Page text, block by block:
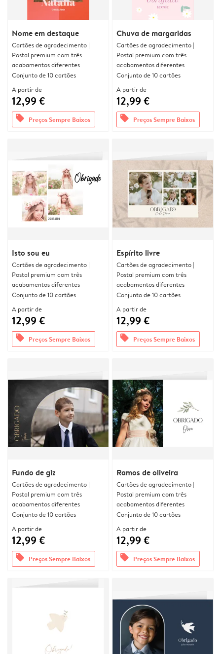
Nome em destaque
Cartões de agradecimento |
Postal premium com três
acabamentos diferentes
Conjunto de 10 cartões
A partir de
12,99 €
offers Preços Sempre Baixos
Chuva de margaridas
Cartões de agradecimento |
Postal premium com três
acabamentos diferentes
Conjunto de 10 cartões
A partir de
12,99 €
offers Preços Sempre Baixos
Isto sou eu
Cartões de agradecimento |
Postal premium com três
acabamentos diferentes
Conjunto de 10 cartões
A partir de
12,99 €
offers Preços Sempre Baixos
Espírito livre
Cartões de agradecimento |
Postal premium com três
acabamentos diferentes
Conjunto de 10 cartões
A partir de
12,99 €
offers Preços Sempre Baixos
Fundo de giz
Cartões de agradecimento |
Postal premium com três
acabamentos diferentes
Conjunto de 10 cartões
A partir de
12,99 €
offers Preços Sempre Baixos
Ramos de oliveira
Cartões de agradecimento |
Postal premium com três
acabamentos diferentes
Conjunto de 10 cartões
A partir de
12,99 €
offers Preços Sempre Baixos